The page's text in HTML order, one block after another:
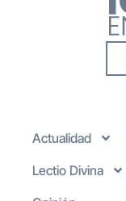
Actualidad
Lectio Divina